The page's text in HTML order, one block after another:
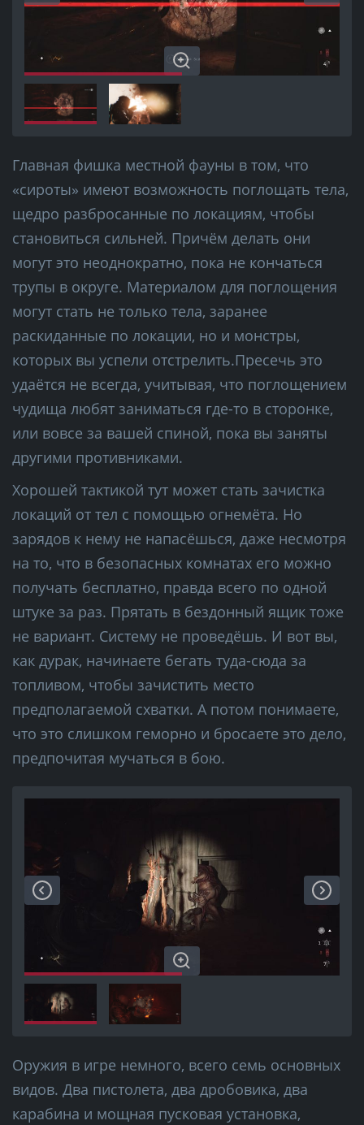
Главная фишка местной фауны в том, что
«сироты» имеют возможность поглощать тела,
щедро разбросанные по локациям, чтобы
становиться сильней. Причём делать они
могут это неоднократно, пока не кончаться
трупы в округе. Материалом для поглощения
могут стать не только тела, заранее
раскиданные по локации, но и монстры,
которых вы успели отстрелить.Пресечь это
удаётся не всегда, учитывая, что поглощением
чудища любят заниматься где-то в сторонке,
или вовсе за вашей спиной, пока вы заняты
другими противниками.
Хорошей тактикой тут может стать зачистка
локаций от тел с помощью огнемёта. Но
зарядов к нему не напасёшься, даже несмотря
на то, что в безопасных комнатах его можно
получать бесплатно, правда всего по одной
штуке за раз. Прятать в бездонный ящик тоже
не вариант. Систему не проведёшь. И вот вы,
как дурак, начинаете бегать туда-сюда за
топливом, чтобы зачистить место
предполагаемой схватки. А потом понимаете,
что это слишком геморно и бросаете это дело,
предпочитая мучаться в бою.
Оружия в игре немного, всего семь основных
видов. Два пистолета, два дробовика, два
карабина и мощная пусковая установка,